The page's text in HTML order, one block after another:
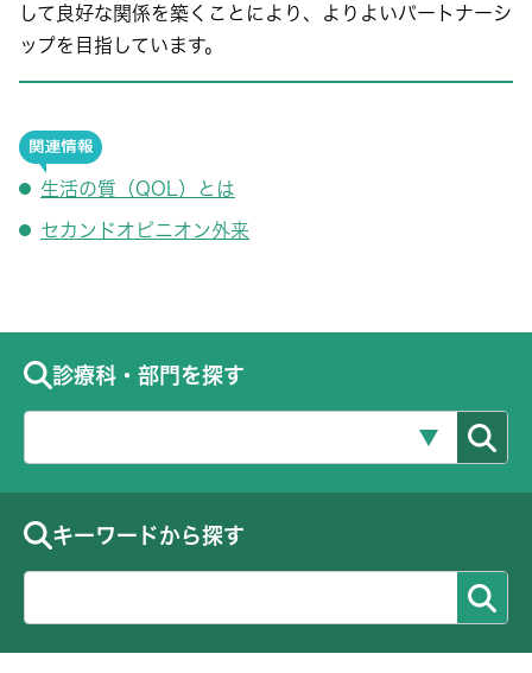
して良好な関係を築くことにより、よりよいパートナーシ
ップを目指しています。
生活の質（QOL）とは
セカンドオピニオン外来
診療科・部門を探す
キーワードから探す